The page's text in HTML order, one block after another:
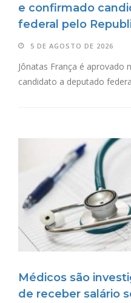
e confirmado
federal pelo
5 DE AGOSTO DE 2026
Jônatas França é aprovado
candidato a deputado
Médicos são
de receber salário